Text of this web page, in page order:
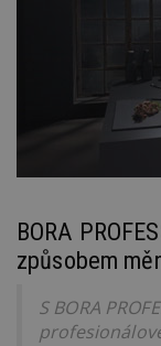
BORA
způsobem
S BORA